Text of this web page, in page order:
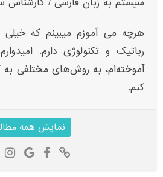
هرچه می آموزم میبینم که خیلی
رباتیک و تکنولوژی دارم.
آموخته‌ام، به روش‌های مختلفی به
کنم.
نمایش همه